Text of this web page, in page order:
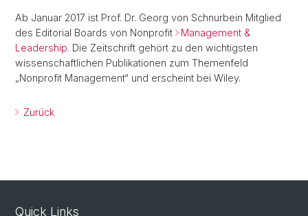
Ab Januar 2017 ist Prof. Dr. Georg von Schnurbein Mitglied
des Editorial Boards von Nonprofit
Management &
Leadership. Die Zeitschrift gehört zu den wichtigsten
wissenschaftlichen Publikationen zum Themenfeld
„Nonprofit Management“ und erscheint bei Wiley.
Zurück
Quick Links